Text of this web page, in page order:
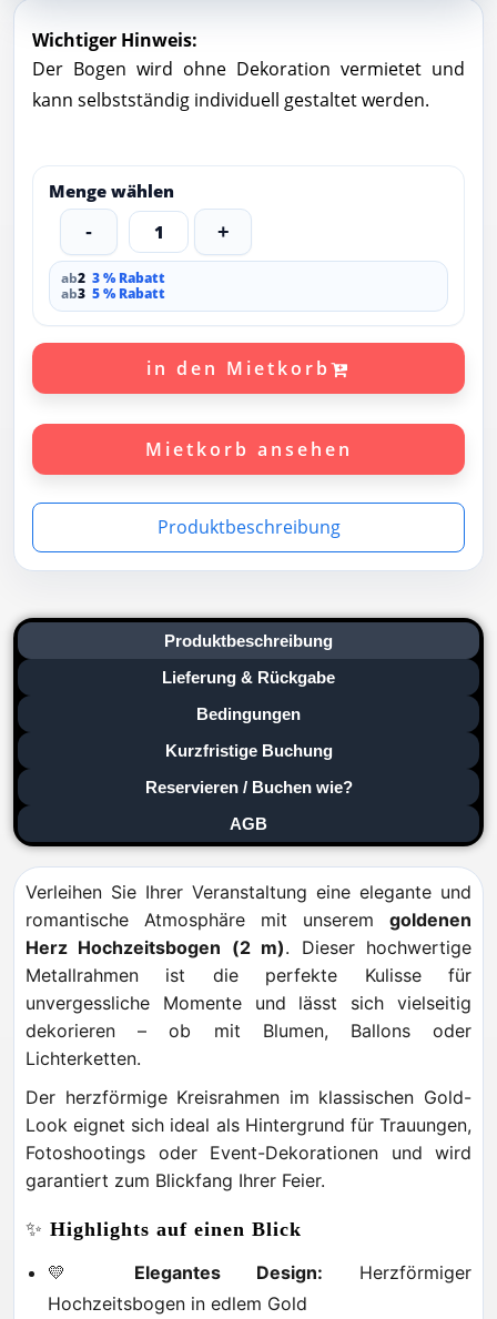
Wichtiger Hinweis:
Der Bogen wird ohne Dekoration vermietet und
kann selbstständig individuell gestaltet werden.
Menge wählen
-
1 +
ab2 3 % Rabatt
ab3 5 % Rabatt
in den Mietkorb
Mietkorb ansehen
Produktbeschreibung
Produktbeschreibung
Lieferung & Rückgabe
Bedingungen
Kurzfristige Buchung
Reservieren / Buchen wie?
AGB
Verleihen Sie Ihrer Veranstaltung eine elegante und
romantische Atmosphäre mit unserem goldenen
Herz Hochzeitsbogen (2 m). Dieser hochwertige
Metallrahmen ist die perfekte Kulisse für
unvergessliche Momente und lässt sich vielseitig
dekorieren – ob mit Blumen, Ballons oder
Lichterketten.
Der herzförmige Kreisrahmen im klassischen Gold-
Look eignet sich ideal als Hintergrund für Trauungen,
Fotoshootings oder Event-Dekorationen und wird
garantiert zum Blickfang Ihrer Feier.
✨ Highlights auf einen Blick
💛 Elegantes Design: Herzförmiger
Hochzeitsbogen in edlem Gold